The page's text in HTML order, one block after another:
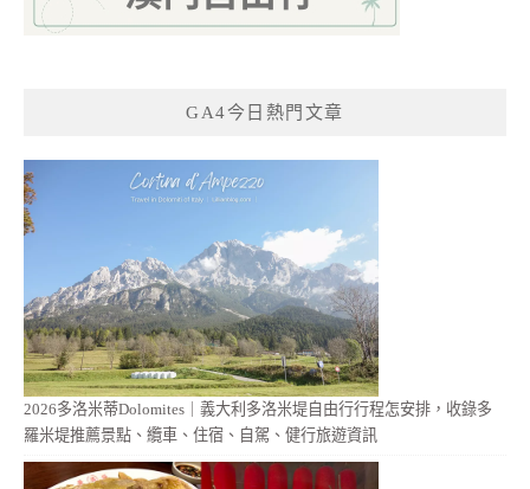
GA4今日熱門文章
2026多洛米蒂Dolomites｜義大利多洛米堤自由行行程怎安排，收錄多
羅米堤推薦景點、纜車、住宿、自駕、健行旅遊資訊